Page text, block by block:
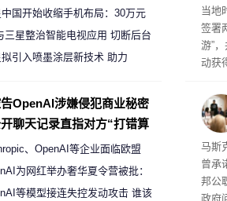
育
当地
签署
游”
动获
育
行动
果
马斯
曾承
邦公
政府
中国开始收缩手机布局：30万元
不达标门店 将被逐步清退
三星整治智能电视应用 切断后台
带宽的违规行为
拟引入喷墨涂层新技术 助力
OpenAI涉嫌侵犯商业秘密
聊天记录直指对方“打错算
、OpenAI等企业面临欧盟
能法案》全新执法权限审查
为网红举办奢华夏令营被批：
一晚 遭讽“反乌托邦”
等模型接连失控发动攻击 谁该